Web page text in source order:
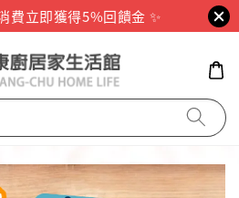
費立即獲得5%回饋金 ✨